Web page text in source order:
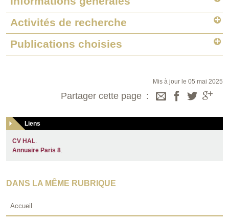
Activités de recherche
Publications choisies
Mis à jour le 05 mai 2025
Partager cette page
Liens
CV HAL.
Annuaire Paris 8.
DANS LA MÊME RUBRIQUE
Accueil